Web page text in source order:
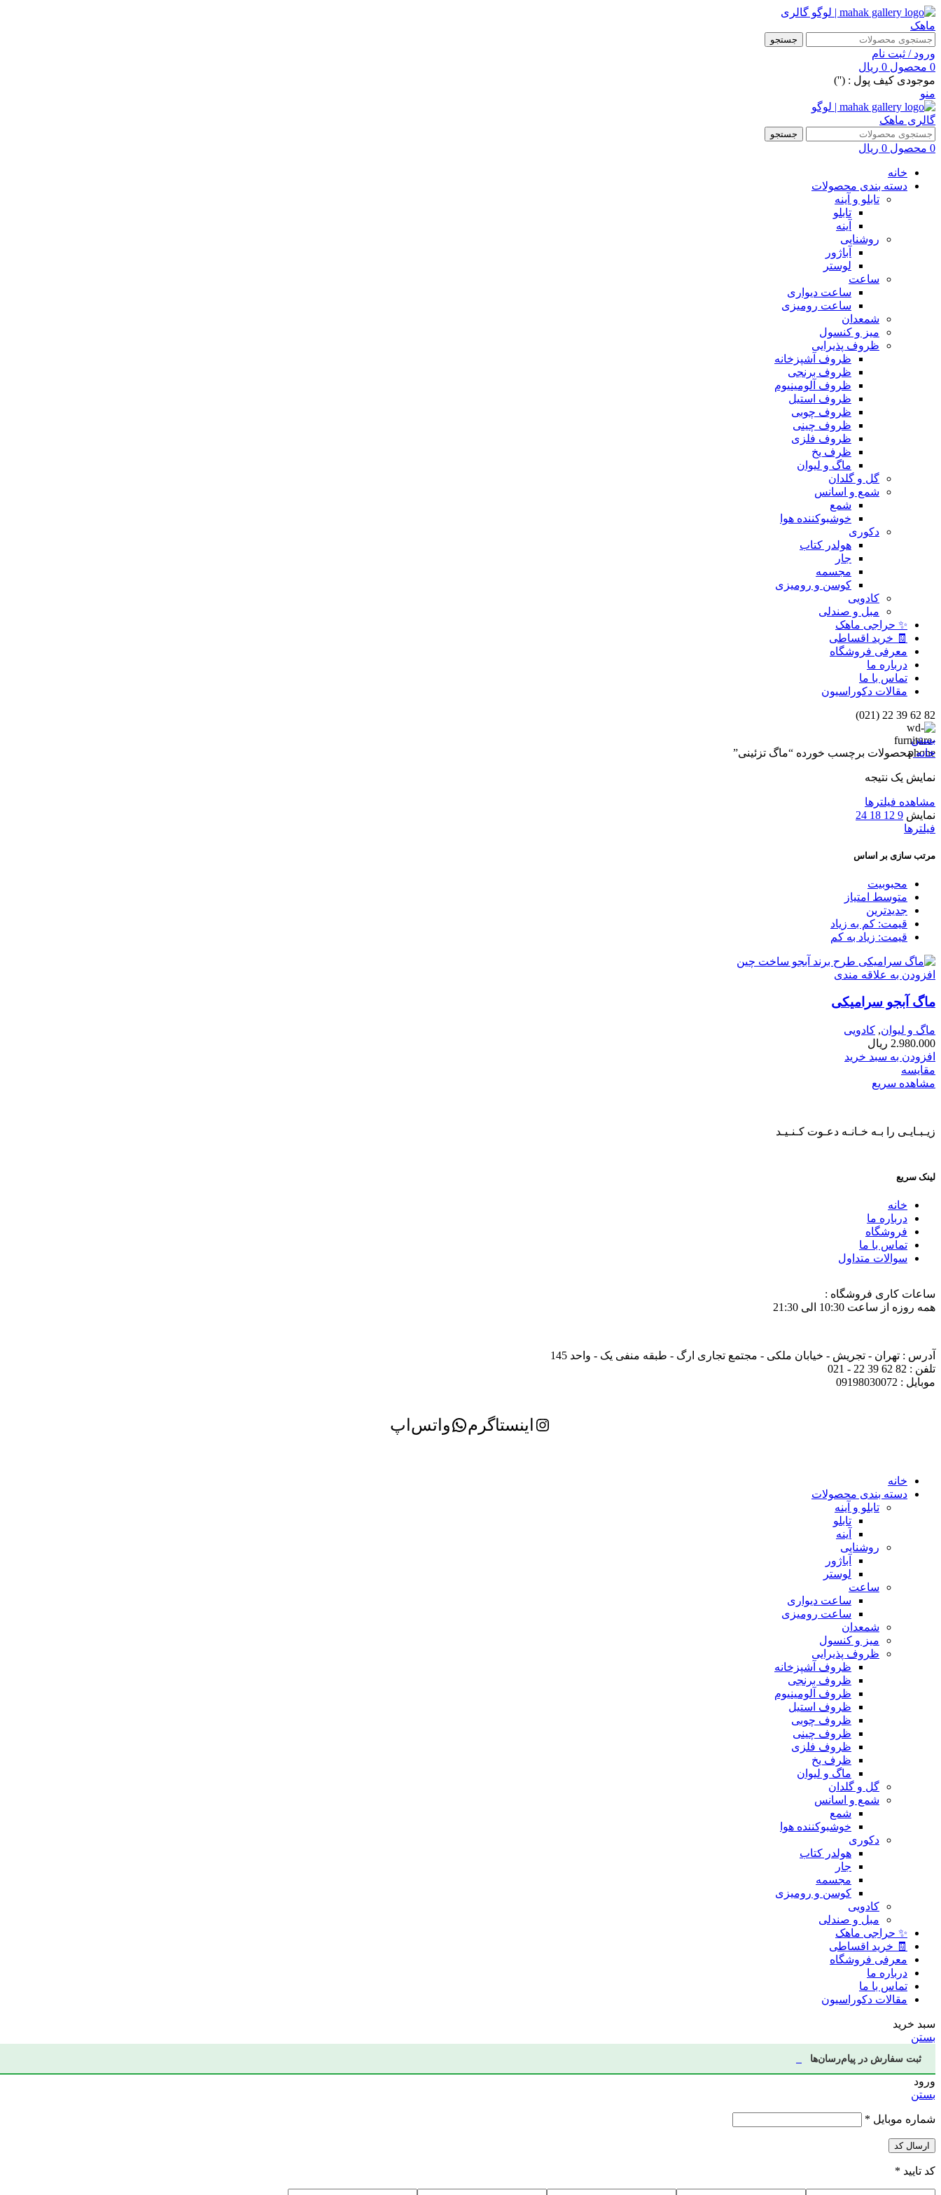
جستجو
ورود / ثبت نام
0 محصول 0 ریال
موجودی کیف پول : ('')
منو
جستجو
0 محصول 0 ریال
خانه
دسته بندی محصولات
تابلو و آینه
تابلو
آینه
روشنایی
آباژور
لوستر
ساعت
ساعت دیواری
ساعت رومیزی
شمعدان
میز و کنسول
ظروف پذیرایی
ظروف آشپزخانه
ظروف برنجی
ظروف آلومینیوم
ظروف استیل
ظروف چوبی
ظروف چینی
ظروف فلزی
ظرف یخ
ماگ و لیوان
گل و گلدان
شمع و اسانس
شمع
خوشبوکننده هوا
دکوری
هولدر کتاب
جار
مجسمه
کوسن و رومیزی
کادویی
مبل و صندلی
✨ حراجی ماهک
🧾 خرید اقساطی
معرفی فروشگاه
درباره ما
تماس با ما
مقالات دکوراسیون
82 62 39 22 (021)
بستن
خانهمحصولات برچسب خورده “ماگ تزئینی”
نمایش یک نتیجه
مشاهده فیلترها
نمایش 9
12
18
24
فیلترها
مرتب سازی بر اساس
محبوبیت
متوسط امتیاز
جدیدترین
قیمت: کم به زیاد
قیمت: زیاد به کم
افزودن به علاقه مندی
ماگ آبجو سرامیکی
ماگ و لیوان, کادویی
2.980.000 ریال
افزودن به سبد خرید
مقایسه
مشاهده سریع
زیـبـایـی را بـه خـانـه دعـوت کـنـیـد
لینک سریع
خانه
درباره ما
فروشگاه
تماس با ما
سوالات متداول
ساعات کاری فروشگاه :
همه روزه از ساعت 10:30 الی 21:30
آدرس : تهران - تجریش - خیابان ملکی - مجتمع تجاری ارگ - طبقه منفی یک - واحد 145
تلفن : 82 62 39 22 - 021
موبایل : 09198030072
اینستاگرم واتس‌اپ
خانه
دسته بندی محصولات
تابلو و آینه
تابلو
آینه
روشنایی
آباژور
لوستر
ساعت
ساعت دیواری
ساعت رومیزی
شمعدان
میز و کنسول
ظروف پذیرایی
ظروف آشپزخانه
ظروف برنجی
ظروف آلومینیوم
ظروف استیل
ظروف چوبی
ظروف چینی
ظروف فلزی
ظرف یخ
ماگ و لیوان
گل و گلدان
شمع و اسانس
شمع
خوشبوکننده هوا
دکوری
هولدر کتاب
جار
مجسمه
کوسن و رومیزی
کادویی
مبل و صندلی
✨ حراجی ماهک
🧾 خرید اقساطی
معرفی فروشگاه
درباره ما
تماس با ما
مقالات دکوراسیون
سبد خرید
بستن
ثبت سفارش در پیام‌رسان‌ها
ورود
بستن
شماره موبایل *
ارسال کد
کد تایید *